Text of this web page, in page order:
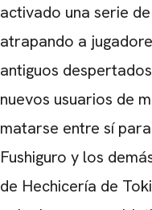
activado una serie
atrapando a
antiguos
nuevos usuarios de
matarse entre sí
Fushiguro y los
de Hechicería de